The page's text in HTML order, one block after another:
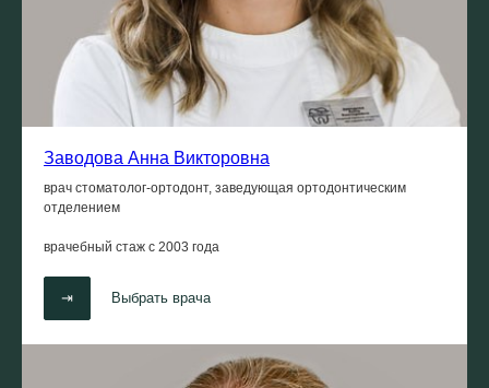
Заводова Анна Викторовна
врач стоматолог-ортодонт, заведующая ортодонтическим
отделением
врачебный стаж с 2003 года
⇥ Выбрать врача